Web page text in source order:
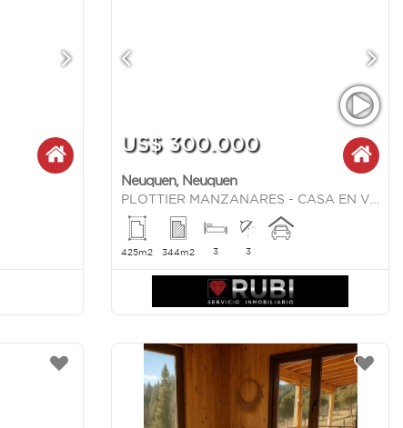
US$ 300.000
Neuquen, Neuquen
425m2 344m2 3 3